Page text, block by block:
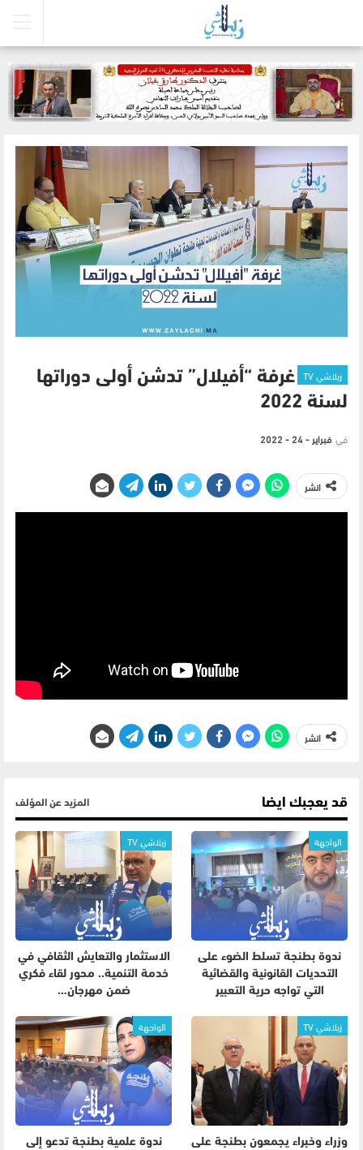
زيلاشي TV
غرفة “أفيلال” تدشن أولى دوراتها
لسنة 2022
في فبراير - 24 - 2022
انشر
انشر
قد يعجبك ايضا المزيد عن المؤلف
الواجهة
ندوة بطنجة تسلط الضوء على
التحديات القانونية والقضائية
التي تواجه حرية التعبير
زيلاشي TV
الاستثمار والتعايش الثقافي في
خدمة التنمية.. محور لقاء فكري
ضمن مهرجان…
زيلاشي TV
وزراء وخبراء يجمعون بطنجة على
الواجهة
ندوة علمية بطنجة تدعو إلى